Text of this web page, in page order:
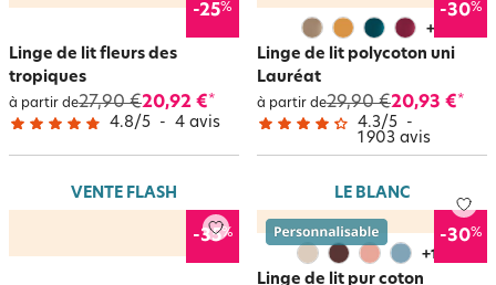
-25%
Linge de lit fleurs des
tropiques
à partir de27,90 €20,92 €*
4.8/5 - 4 avis
-30%
+
Linge de lit polycoton uni
Lauréat
à partir de29,90 €20,93 €*
4.3/5 -
1 903 avis
VENTE FLASH
-35%
LE BLANC
-30%
+16
Linge de lit pur coton